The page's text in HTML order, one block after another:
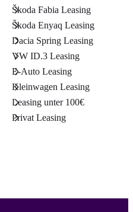
Škoda Fabia Leasing
Škoda Enyaq Leasing
Dacia Spring Leasing
VW ID.3 Leasing
E-Auto Leasing
Kleinwagen Leasing
Leasing unter 100€
Privat Leasing